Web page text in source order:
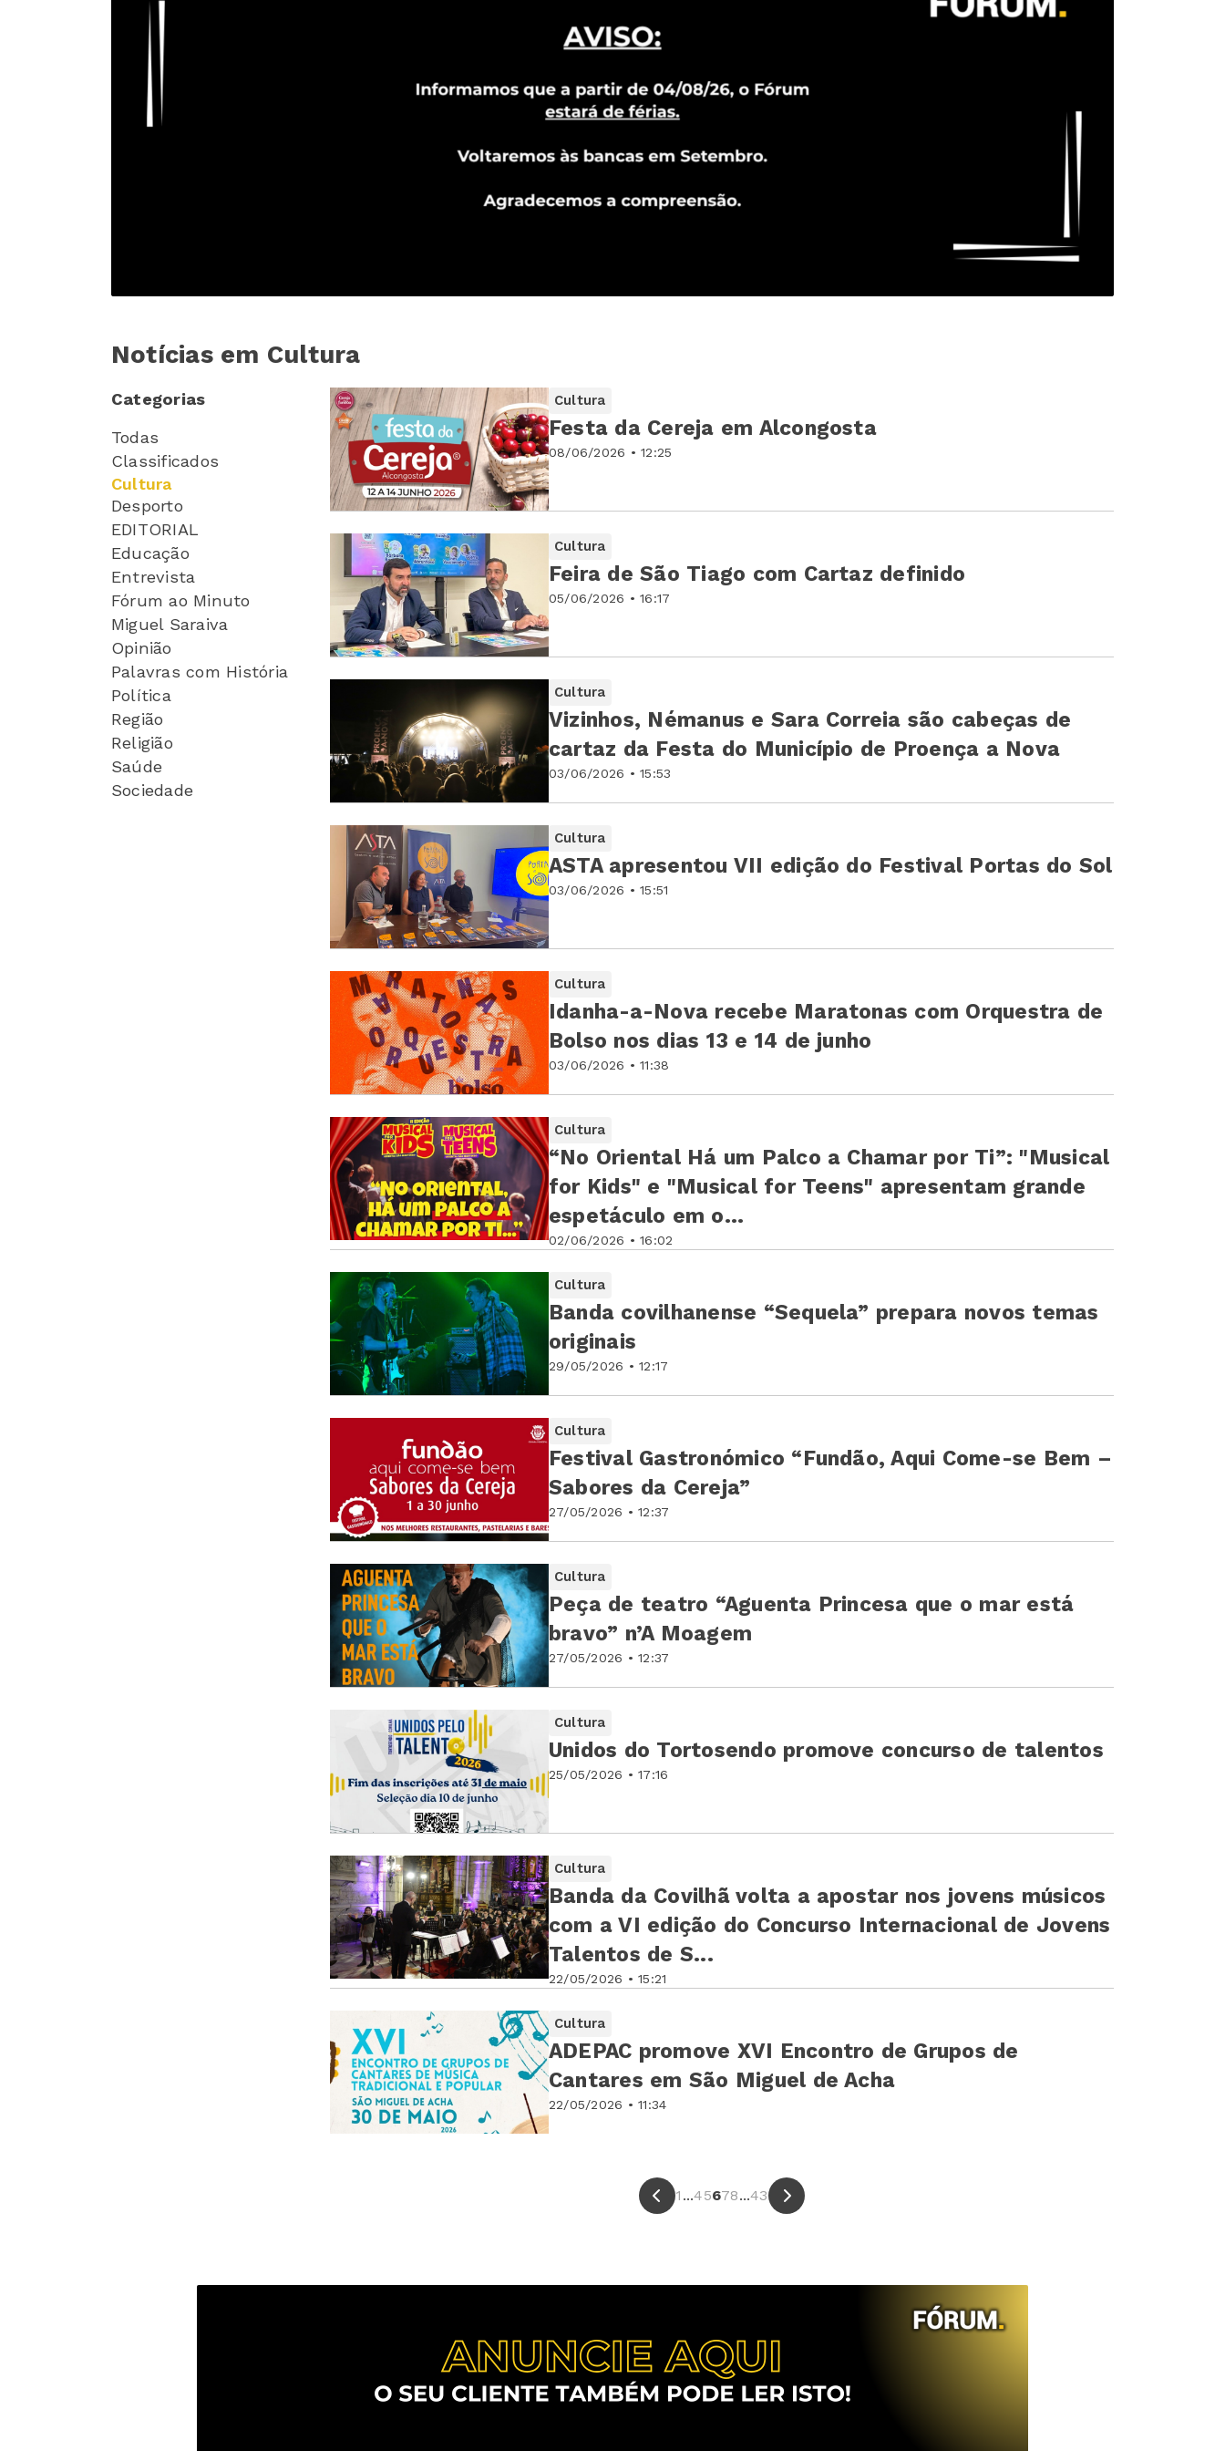
Notícias em Cultura
Categorias
Todas
Classificados
Cultura
Desporto
EDITORIAL
Educação
Entrevista
Fórum ao Minuto
Miguel Saraiva
Opinião
Palavras com História
Política
Região
Religião
Saúde
Sociedade
Cultura
08/06/2026 • 12:25
Festa da Cereja em Alcongosta
Cultura
05/06/2026 • 16:17
Feira de São Tiago com Cartaz definido
Cultura
03/06/2026 • 15:53
Vizinhos, Némanus e Sara Correia são cabeças de
cartaz da Festa do Município de Proença a Nova
Cultura
03/06/2026 • 15:51
ASTA apresentou VII edição do Festival Portas do Sol
Cultura
03/06/2026 • 11:38
Idanha-a-Nova recebe Maratonas com Orquestra de
Bolso nos dias 13 e 14 de junho
Cultura
02/06/2026 • 16:02
“No Oriental Há um Palco a Chamar por Ti”: "Musical
for Kids" e "Musical for Teens" apresentam grande
espetáculo em o...
Cultura
29/05/2026 • 12:17
Banda covilhanense “Sequela” prepara novos temas
originais
Cultura
27/05/2026 • 12:37
Festival Gastronómico “Fundão, Aqui Come-se Bem –
Sabores da Cereja”
Cultura
27/05/2026 • 12:37
Peça de teatro “Aguenta Princesa que o mar está
bravo” n’A Moagem
Cultura
25/05/2026 • 17:16
Unidos do Tortosendo promove concurso de talentos
Cultura
22/05/2026 • 15:21
Banda da Covilhã volta a apostar nos jovens músicos
com a VI edição do Concurso Internacional de Jovens
Talentos de S...
Cultura
22/05/2026 • 11:34
ADEPAC promove XVI Encontro de Grupos de
Cantares em São Miguel de Acha
1 ...45678...43